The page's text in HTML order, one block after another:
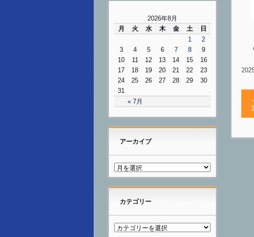
2026年8月
月
火 水 木 金 土 日
« 7月
1
2
3
4 5 6 7 8
9
10
11 12 13 14 15
16
17
18 19 20 21 22
23
24
25 26 27 28 29
30
31
アーカイブ
カテゴリー